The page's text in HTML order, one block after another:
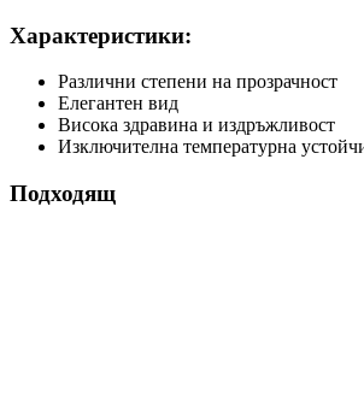
Характеристики:
Различни степени на прозрачност
Елегантен вид
Висока здравина и издръжливост
Изключителна температурна
Подходящ